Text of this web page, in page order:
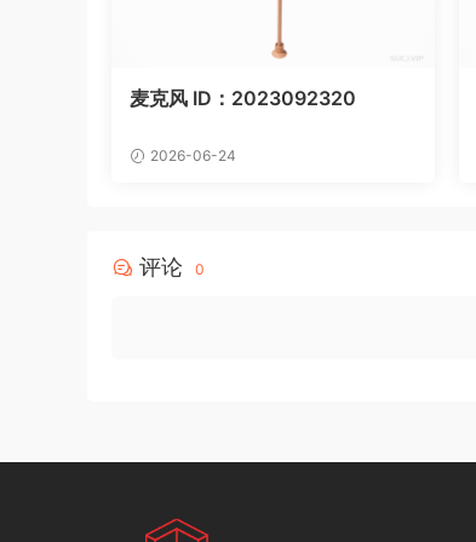
麦克风 ID：2023092320
2026-06-24
评论 0